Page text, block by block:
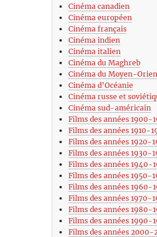
Cinéma canadien
Cinéma européen
Cinéma français
Cinéma indien
Cinéma italien
Cinéma du Maghreb
Cinéma du Moyen-
Cinéma d’Océanie
Cinéma russe et
Cinéma sud-américain
Films des années 1900-
Films des années 1910-
Films des années 1920-
Films des années 1930-
Films des années 1940-
Films des années 1950-
Films des années 1960-
Films des années 1970-
Films des années 1980-
Films des années 1990-
Films des années 2000-